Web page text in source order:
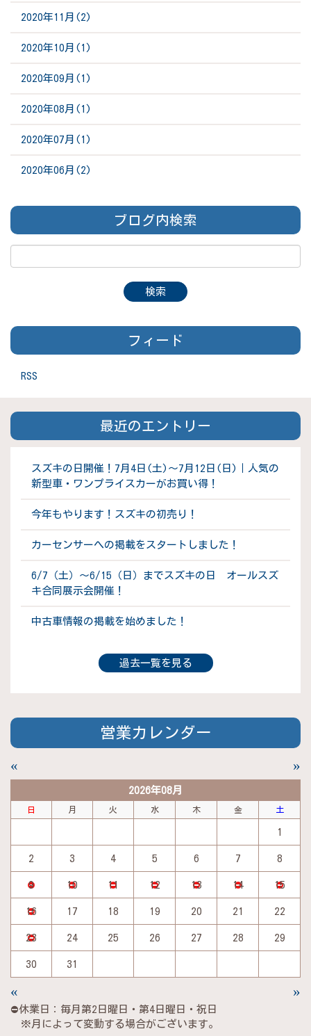
2020年11月(2)
2020年10月(1)
2020年09月(1)
2020年08月(1)
2020年07月(1)
2020年06月(2)
ブログ内検索
フィード
RSS
最近のエントリー
スズキの日開催！7月4日(土)～7月12日(日)｜人気の
新型車・ワンプライスカーがお買い得！
今年もやります！スズキの初売り！
カーセンサーへの掲載をスタートしました！
6/7（土）～6/15（日）までスズキの日 オールスズ
キ合同展示会開催！
中古車情報の掲載を始めました！
過去一覧を見る
営業カレンダー
« »
2026年08月
日 月 火 水 木 金 土
1
2 3 4 5 6 7 8
9 10 11 12 13 14 15
16 17 18 19 20 21 22
23 24 25 26 27 28 29
30 31
« »
⛔休業日：毎月第2日曜日・第4日曜日・祝日
※月によって変動する場合がございます。